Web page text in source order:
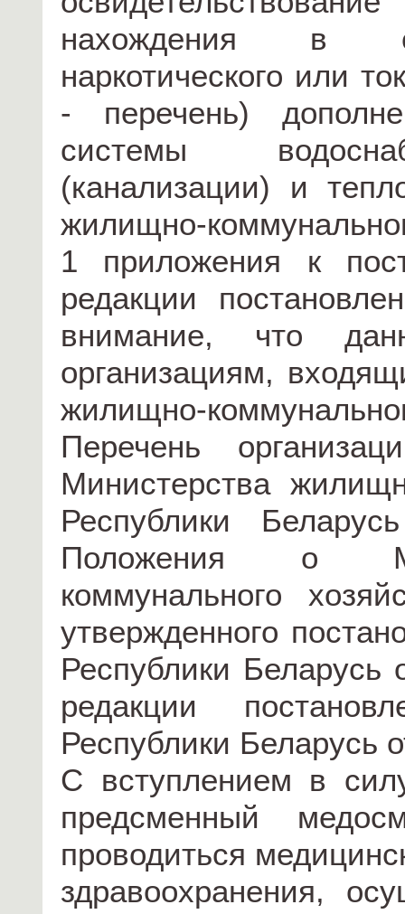
нахождения в
наркотического или
- перечень)
системы
(канализации) и
жилищно-
1 приложения к
редакции
внимание, что
организациям,
жилищно-
Перечень
Министерства
Республики
Положения о
коммунального
утвержденного
Республики
редакции
Республики Беларусь
С вступлением в
предсменный
проводиться
здравоохранения,